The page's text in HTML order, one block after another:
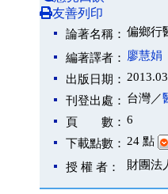
友善列印
論著名稱： 偏鄉行
編著譯者：
廖慧娟
出版日期： 2013.03
刊登出處： 台灣／
頁 數： 6
下載點數： 24 點
授 權 者： 財團法